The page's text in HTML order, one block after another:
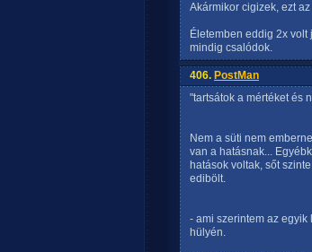
Akármikor cigizek, ezt
Életemben eddig 2x
mindig csalódok.
406. PostMan
"tartsátok a mértéket és
Nem a süti nem
van a hatásnak...
hatások voltak, sőt
edibölt.
- ami szerintem az egyik
hülyén.